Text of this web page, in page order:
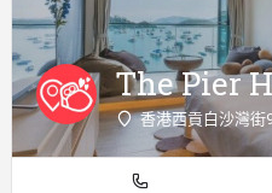
The Pier
香港西貢白沙灣街